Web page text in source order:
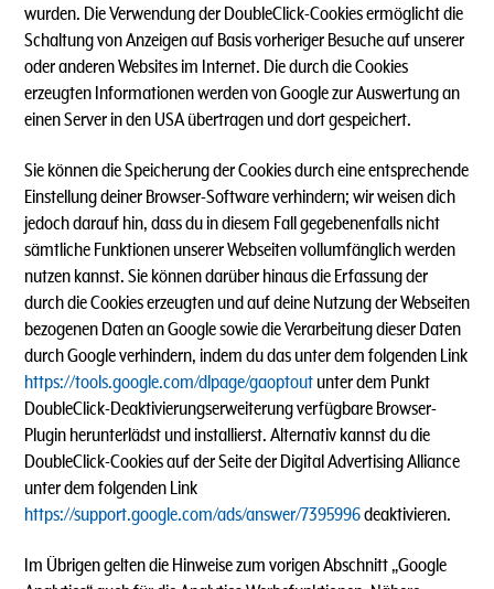
wurden. Die Verwendung der DoubleClick-Cookies ermöglicht die
Schaltung von Anzeigen auf Basis vorheriger Besuche auf unserer
oder anderen Websites im Internet. Die durch die Cookies
erzeugten Informationen werden von Google zur Auswertung an
einen Server in den USA übertragen und dort gespeichert.
Sie können die Speicherung der Cookies durch eine entsprechende
Einstellung deiner Browser-Software verhindern; wir weisen dich
jedoch darauf hin, dass du in diesem Fall gegebenenfalls nicht
sämtliche Funktionen unserer Webseiten vollumfänglich werden
nutzen kannst. Sie können darüber hinaus die Erfassung der
durch die Cookies erzeugten und auf deine Nutzung der Webseiten
bezogenen Daten an Google sowie die Verarbeitung dieser Daten
durch Google verhindern, indem du das unter dem folgenden Link
https://tools.google.com/dlpage/gaoptout unter dem Punkt
DoubleClick-Deaktivierungserweiterung verfügbare Browser-
Plugin herunterlädst und installierst. Alternativ kannst du die
DoubleClick-Cookies auf der Seite der Digital Advertising Alliance
unter dem folgenden Link
https://support.google.com/ads/answer/7395996deaktivieren.
Im Übrigen gelten die Hinweise zum vorigen Abschnitt „Google